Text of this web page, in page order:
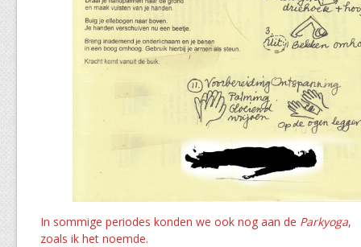
In sommige periodes konden we ook nog aan de Parkyoga,
zoals ik het noemde.